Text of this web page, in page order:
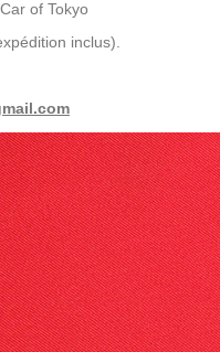
of Tokyo
inclus).